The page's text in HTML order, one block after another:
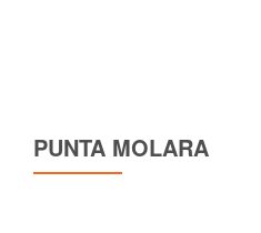
PUNTA MOLARA